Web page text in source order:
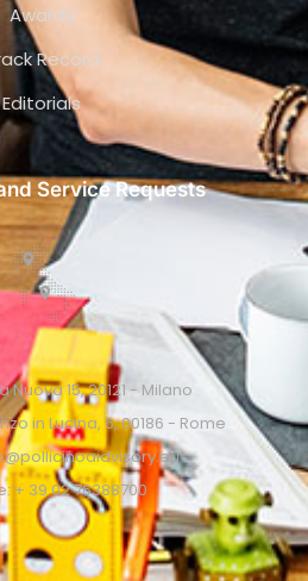
Awards
Record
Editorials
Service Requests
Nuova 15, 20121 - Milano
in Lucina, 6, 00186 - Rome
+ 39 02 76388700